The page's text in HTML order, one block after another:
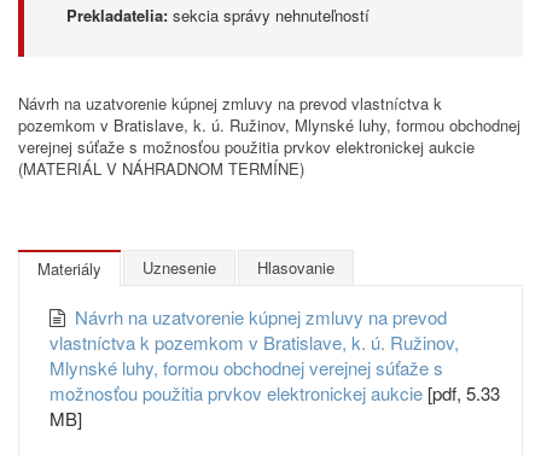
Prekladatelia: sekcia správy nehnuteľností
Návrh na uzatvorenie kúpnej zmluvy na prevod vlastníctva k
pozemkom v Bratislave, k. ú. Ružinov, Mlynské luhy, formou obchodnej
verejnej súťaže s možnosťou použitia prvkov elektronickej aukcie
(MATERIÁL V NÁHRADNOM TERMÍNE)
Materiály Uznesenie Hlasovanie
Návrh na uzatvorenie kúpnej zmluvy na prevod
vlastníctva k pozemkom v Bratislave, k. ú. Ružinov,
Mlynské luhy, formou obchodnej verejnej súťaže s
možnosťou použitia prvkov elektronickej aukcie [pdf, 5.33
MB]